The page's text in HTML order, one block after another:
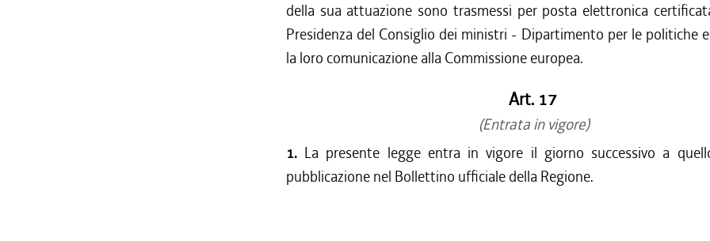
della sua attuazione sono trasmessi per posta elettronica
Presidenza del Consiglio dei ministri - Dipartimento per le politiche
la loro comunicazione alla Commissione europea.
Art. 17
(Entrata in vigore)
1. La presente legge entra in vigore il giorno successivo a
pubblicazione nel Bollettino ufficiale della Regione.